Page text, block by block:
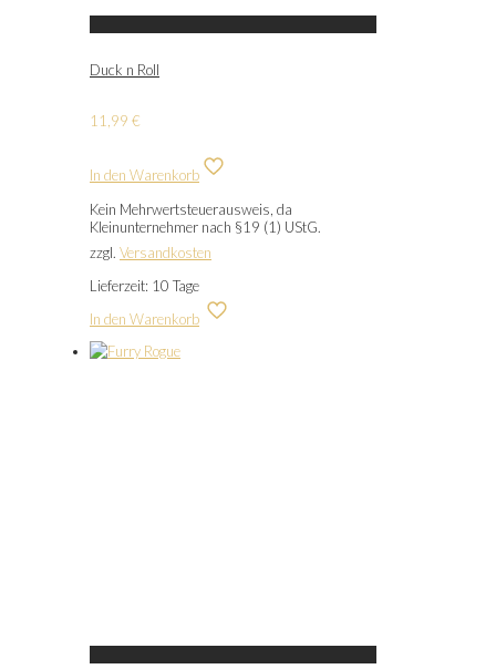
Duck n Roll
11,99 €
In den Warenkorb
Kein Mehrwertsteuerausweis, da
Kleinunternehmer nach §19 (1) UStG.
zzgl. Versandkosten
Lieferzeit: 10 Tage
In den Warenkorb